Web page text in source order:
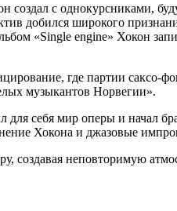
с однокурсниками,
добился широкого
«Single engine» Хокон
где партии
музыкантов Норвегии».
себя мир оперы и начал
Хокона и джазовые
создавая неповторимую